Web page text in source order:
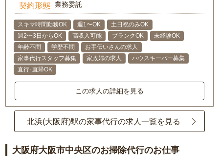
契約形態 業務委託
スキマ時間勤務OK 週1〜OK
土日祝のみOK
週2〜3日からOK
高収入可能 ブランクOK
未経験OK
年齢不問
学歴不問
お手伝いさんの求人
家事代行スタッフ募集
家政婦の求人
ハウスキーパー募集
直行･直帰OK
この求人の詳細を見る
北浜(大阪府)駅の家事代行の求人一覧を見る
大阪府大阪市中央区のお掃除代行のお仕事